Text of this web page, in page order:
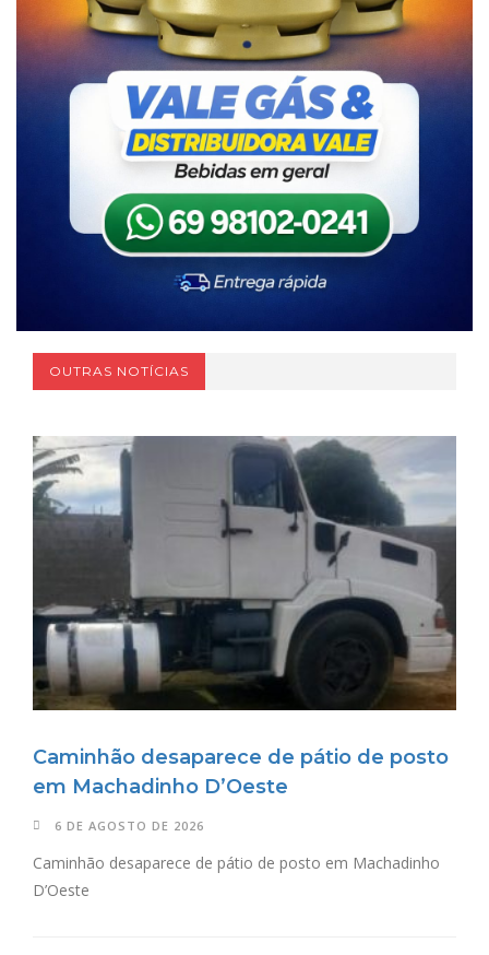
OUTRAS NOTÍCIAS
Caminhão desaparece de pátio de posto
em Machadinho D’Oeste
6 DE AGOSTO DE 2026
Caminhão desaparece de pátio de posto em Machadinho
D’Oeste